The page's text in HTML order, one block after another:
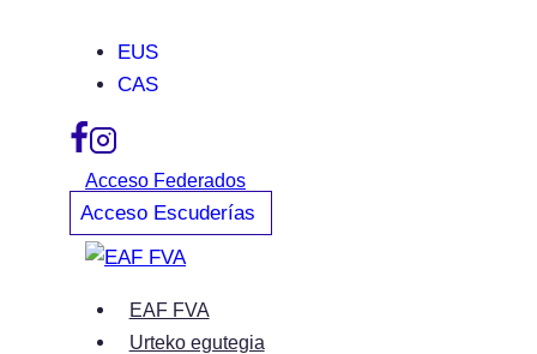
EUS
CAS
Acceso Federados
Acceso Escuderías
EAF FVA
Urteko egutegia